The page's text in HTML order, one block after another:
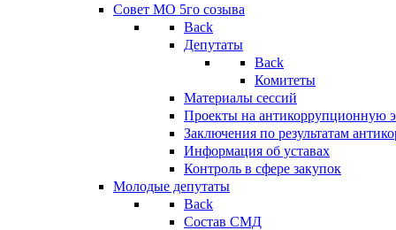
Совет МО 5го созыва
Back
Депутаты
Back
Комитеты
Материалы сессий
Проекты на антикоррупционную
Заключения по результатам
Информация об уставах
Контроль в сфере закупок
Молодые депутаты
Back
Состав СМД